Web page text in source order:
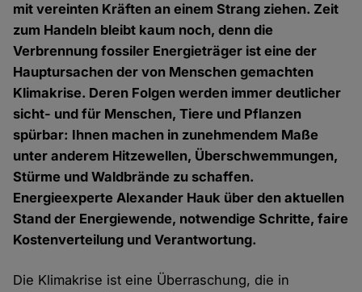
mit vereinten Kräften an einem Strang ziehen. Zeit
zum Handeln bleibt kaum noch, denn die
Verbrennung fossiler Energieträger ist eine der
Hauptursachen der von Menschen gemachten
Klimakrise. Deren Folgen werden immer deutlicher
sicht- und für Menschen, Tiere und Pflanzen
spürbar: Ihnen machen in zunehmendem Maße
unter anderem Hitzewellen, Überschwemmungen,
Stürme und Waldbrände zu schaffen.
Energieexperte Alexander Hauk über den aktuellen
Stand der Energiewende, notwendige Schritte, faire
Kostenverteilung und Verantwortung.
Die Klimakrise ist eine Überraschung, die in